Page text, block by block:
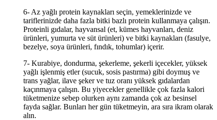
6- Az yağlı protein kaynakları seçin, yemeklerinizde ve
tariflerinizde daha fazla bitki bazlı protein kullanmaya çalışın.
Proteinli gıdalar, hayvansal (et, kümes hayvanları, deniz
ürünleri, yumurta ve süt ürünleri) ve bitki kaynakları (fasulye,
bezelye, soya ürünleri, fındık, tohumlar) içerir.
7- Kurabiye, dondurma, şekerleme, şekerli içecekler, yüksek
yağlı işlenmiş etler (sucuk, sosis pastırma) gibi doymuş ve
trans yağlar, ilave şeker ve tuz oranı yüksek gıdalardan
kaçınmaya çalışın. Bu yiyecekler genellikle çok fazla kalori
tüketmenize sebep olurken aynı zamanda çok az besinsel
fayda sağlar. Bunları her gün tüketmeyin, ara sıra ikram olarak
alın.